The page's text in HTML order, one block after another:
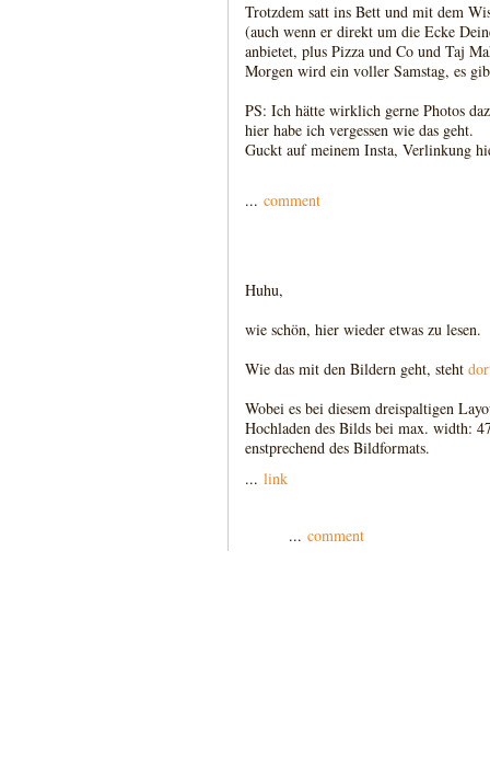
Trotzdem satt ins Bett und mit dem
(auch wenn er direkt um die Ecke
anbietet, plus Pizza und Co und Taj
Morgen wird ein voller Samstag, es
PS: Ich hätte wirklich gerne Photos
hier habe ich vergessen wie das geht.
Guckt auf meinem Insta, Verlinkung
... comment
Huhu,
wie schön, hier wieder etwas zu lesen.
Wie das mit den Bildern geht, steht
Wobei es bei diesem dreispaltigen
Hochladen des Bilds bei max. width:
enstprechend des Bildformats.
... link
... comment